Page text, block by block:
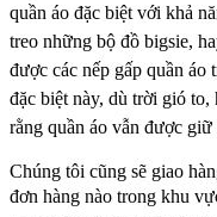
quần áo đặc biệt với khả
treo những bộ đồ bigsie,
được các nếp gấp quần áo
đặc biệt này, dù trời gió to,
rằng quần áo vẫn được
Chúng tôi cũng sẽ giao
đơn hàng nào trong khu